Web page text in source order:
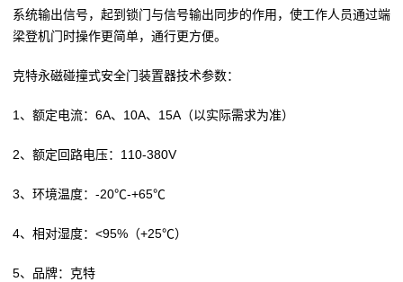
系统输出信号，起到锁门与信号输出同步的作用，使工作人员通过端
梁登机门时操作更简单，通行更方便。
克特永磁碰撞式安全门装置器技术参数：
1、额定电流：6A、10A、15A（以实际需求为准）
2、额定回路电压：110-380V
3、环境温度：-20℃-+65℃
4、相对湿度：<95%（+25℃）
5、品牌：克特